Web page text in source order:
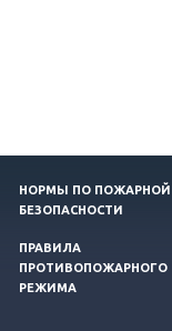
НОРМЫ ПО ПОЖАРНОЙ
БЕЗОПАСНОСТИ
ПРАВИЛА
ПРОТИВОПОЖАРНОГО
РЕЖИМА